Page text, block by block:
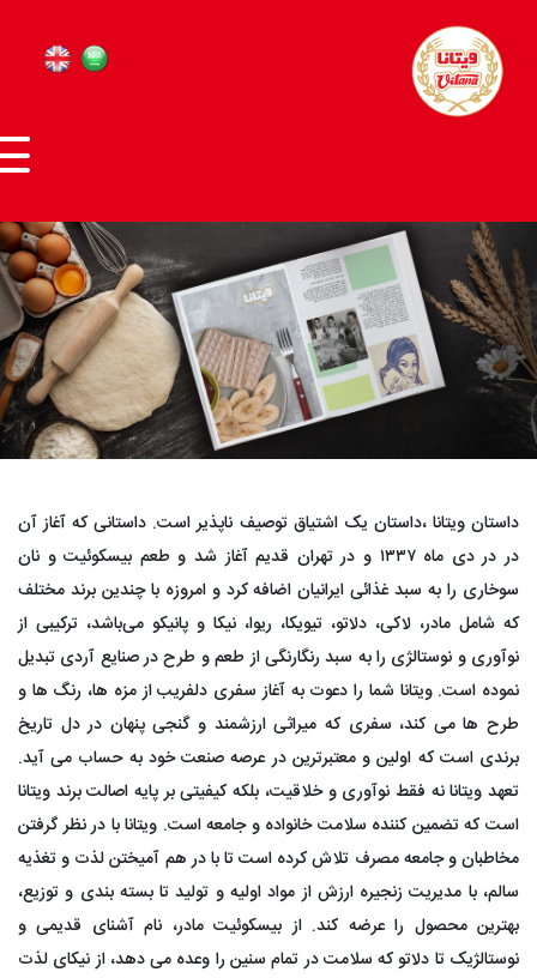
داستان ویتانا ،داستان یک اشتیاق توصیف ناپذیر است. داستانی که آغاز آن
در در دی ماه ۱۳۳۷ و در تهران قدیم آغاز شد و طعم بیسکوئیت و نان
سوخاری را به سبد غذائی ایرانیان اضافه کرد و امروزه با چندین برند مختلف
که شامل مادر، لاکی، دلاتو، تیویکا، ریوا، نیکا و پانیکو می‌باشد، ترکیبی از
نوآوری و نوستالژی را به سبد رنگارنگی از طعم و طرح در صنایع آردی تبدیل
نموده است. ویتانا شما را دعوت به آغاز سفری دلفریب از مزه ها، رنگ ها و
طرح ها می کند، سفری که میراثی ارزشمند و گنجی پنهان در دل تاریخ
برندی است که اولین و معتبرترین در عرصه صنعت خود به حساب می آید.
تعهد ویتانا نه فقط نوآوری و خلاقیت، بلکه کیفیتی بر پایه اصالت برند ویتانا
است که تضمین کننده سلامت خانواده و جامعه است. ویتانا با در نظر گرفتن
مخاطبان و جامعه مصرف تلاش کرده است تا با در هم آمیختن لذت و تغذیه
سالم، با مدیریت زنجیره ارزش از مواد اولیه و تولید تا بسته بندی و توزیع،
بهترین محصول را عرضه کند. از بیسکوئیت مادر، نام آشنای قدیمی و
نوستالژیک تا دلاتو که سلامت در تمام سنین را وعده می دهد، از نیکای لذت